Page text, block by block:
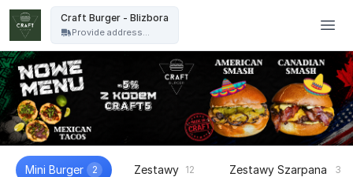
Craft Burger - Blizbora
Provide address...
Mini Burger 2 Zestawy 12 Zestawy Szarpana 3